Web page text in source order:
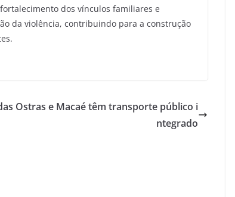
dos vínculos familiares e
da violência, contribuindo para a construção
Ostras e Macaé têm transporte público i
ntegrado